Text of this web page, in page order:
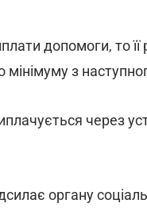
допомоги, то
з
через
органу